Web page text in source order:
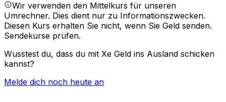
Wir verwenden den Mittelkurs für unseren
Umrechner. Dies dient nur zu Informationszwecken.
Diesen Kurs erhalten Sie nicht, wenn Sie Geld senden.
Sendekurse prüfen.
Wusstest du, dass du mit Xe Geld ins Ausland schicken
kannst?
Melde dich noch heute an